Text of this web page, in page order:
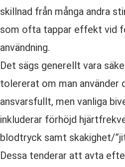
skillnad från många andra
som ofta tappar effekt vid
användning.
Det sägs generellt vara
tolererat om man använder
ansvarsfullt, men vanliga
inkluderar förhöjd
blodtryck samt skakighet/
Dessa tenderar att avta